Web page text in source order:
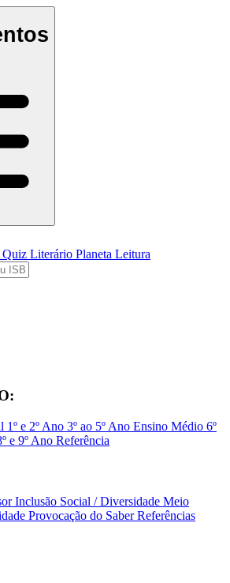
Quiz Literário Planeta Leitura
1º e 2º Ano 3º ao 5º Ano Ensino Médio 6º
e 9º Ano Referência
Inclusão Social / Diversidade Meio
Provocação do SaberReferências